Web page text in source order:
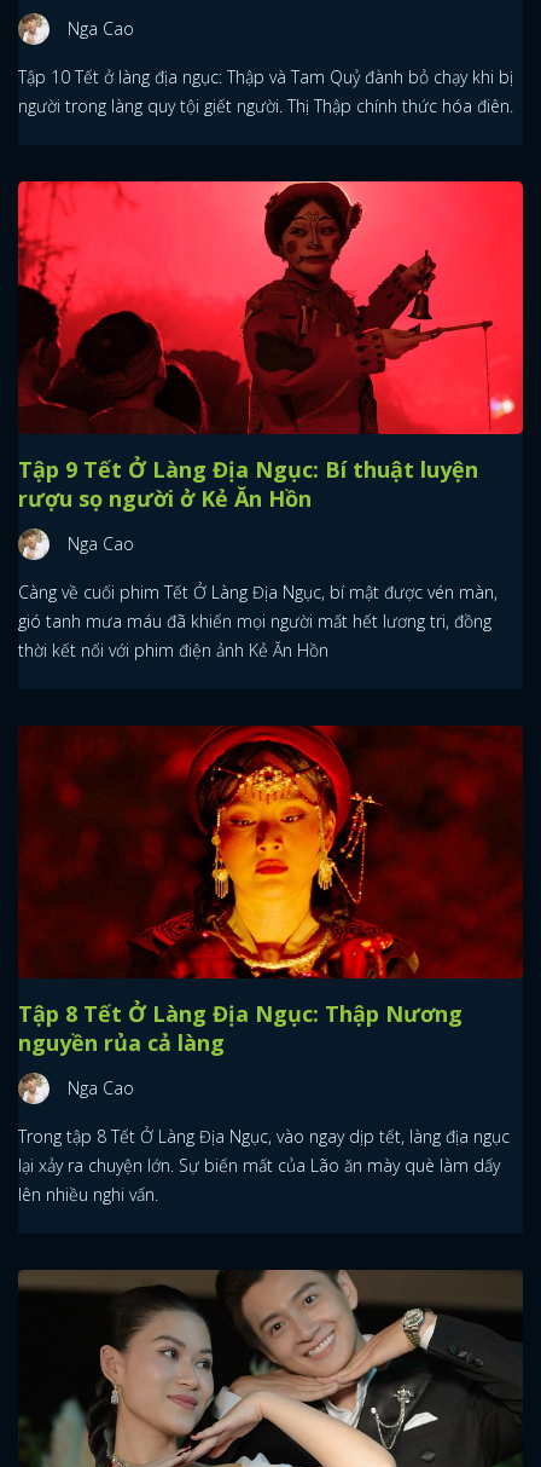
Nga Cao
Tập 10 Tết ở làng địa ngục: Thập và Tam Quỷ đành bỏ chạy khi bị
người trong làng quy tội giết người. Thị Thập chính thức hóa điên.
Tập 9 Tết Ở Làng Địa Ngục: Bí thuật luyện
rượu sọ người ở Kẻ Ăn Hồn
Nga Cao
Càng về cuối phim Tết Ở Làng Địa Ngục, bí mật được vén màn,
gió tanh mưa máu đã khiến mọi người mất hết lương tri, đồng
thời kết nối với phim điện ảnh Kẻ Ăn Hồn
Tập 8 Tết Ở Làng Địa Ngục: Thập Nương
nguyền rủa cả làng
Nga Cao
Trong tập 8 Tết Ở Làng Địa Ngục, vào ngay dịp tết, làng địa ngục
lại xảy ra chuyện lớn. Sự biến mất của Lão ăn mày què làm dấy
lên nhiều nghi vấn.